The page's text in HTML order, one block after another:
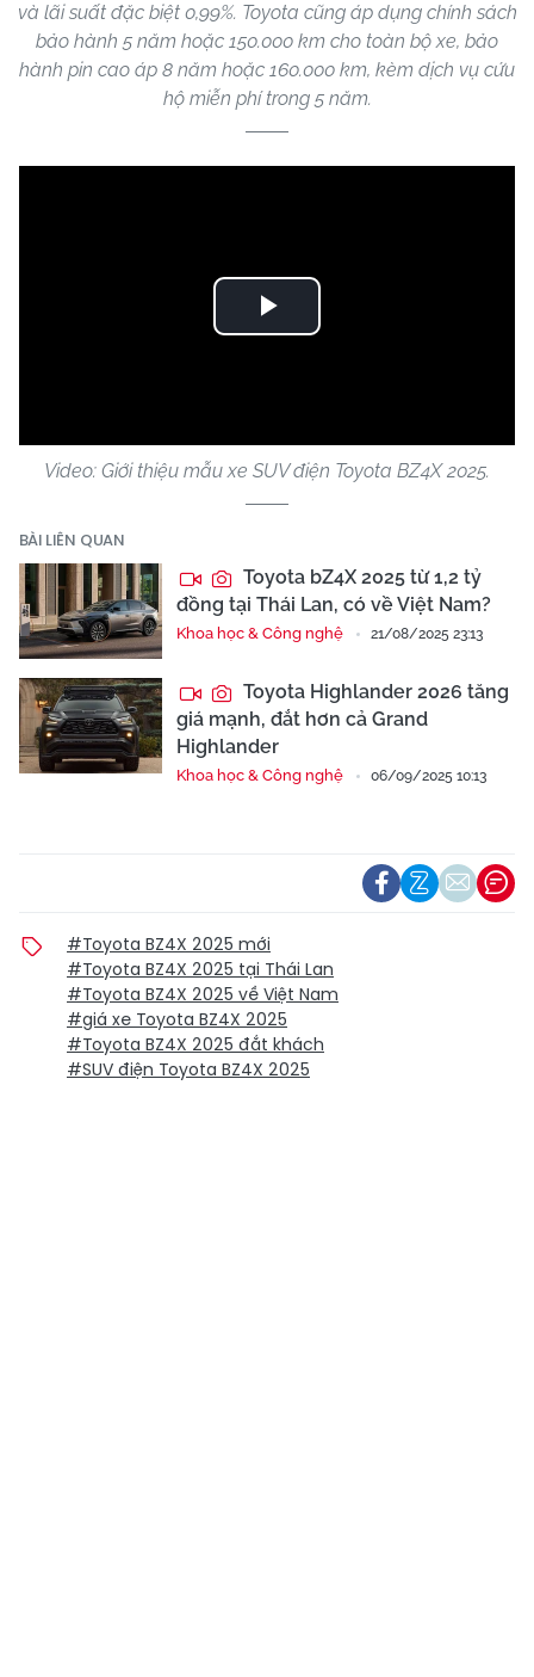
và lãi suất đặc biệt 0,99%. Toyota cũng áp dụng chính sách
bảo hành 5 năm hoặc 150.000 km cho toàn bộ xe, bảo
hành pin cao áp 8 năm hoặc 160.000 km, kèm dịch vụ cứu
hộ miễn phí trong 5 năm.
Play
Video: Giới thiệu mẫu xe SUV điện Toyota BZ4X 2025.
BÀI LIÊN QUAN
Toyota bZ4X 2025 từ 1,2 tỷ
đồng tại Thái Lan, có về Việt Nam?
Khoa học & Công nghệ 21/08/2025 23:13
Toyota Highlander 2026 tăng
giá mạnh, đắt hơn cả Grand
Highlander
Khoa học & Công nghệ 06/09/2025 10:13
#Toyota BZ4X 2025 mới
#Toyota BZ4X 2025 tại Thái Lan
#Toyota BZ4X 2025 về Việt Nam
#giá xe Toyota BZ4X 2025
#Toyota BZ4X 2025 đắt khách
#SUV điện Toyota BZ4X 2025